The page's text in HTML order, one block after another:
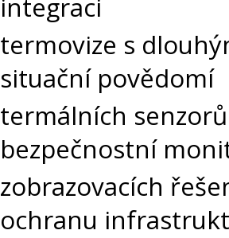
integraci
termovize s
situační povědomí
termálních
bezpečnostní
zobrazovacích
ochranu